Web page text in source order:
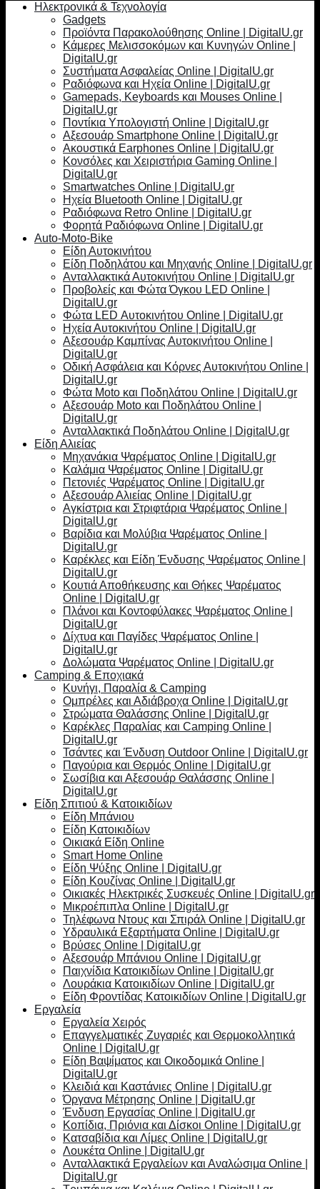
Ηλεκτρονικά & Τεχνολογία
Gadgets
Προϊόντα Παρακολούθησης Online | DigitalU.gr
Κάμερες Μελισσοκόμων και Κυνηγών Online |
DigitalU.gr
Συστήματα Ασφαλείας Online | DigitalU.gr
Ραδιόφωνα και Ηχεία Online | DigitalU.gr
Gamepads, Keyboards και Mouses Online |
DigitalU.gr
Ποντίκια Υπολογιστή Online | DigitalU.gr
Αξεσουάρ Smartphone Online | DigitalU.gr
Ακουστικά Earphones Online | DigitalU.gr
Κονσόλες και Χειριστήρια Gaming Online |
DigitalU.gr
Smartwatches Online | DigitalU.gr
Ηχεία Bluetooth Online | DigitalU.gr
Ραδιόφωνα Retro Online | DigitalU.gr
Φορητά Ραδιόφωνα Online | DigitalU.gr
Auto-Moto-Bike
Είδη Αυτοκινήτου
Είδη Ποδηλάτου και Μηχανής Online | DigitalU.gr
Ανταλλακτικά Αυτοκινήτου Online | DigitalU.gr
Προβολείς και Φώτα Όγκου LED Online |
DigitalU.gr
Φώτα LED Αυτοκινήτου Online | DigitalU.gr
Ηχεία Αυτοκινήτου Online | DigitalU.gr
Αξεσουάρ Καμπίνας Αυτοκινήτου Online |
DigitalU.gr
Οδική Ασφάλεια και Κόρνες Αυτοκινήτου Online |
DigitalU.gr
Φώτα Moto και Ποδηλάτου Online | DigitalU.gr
Αξεσουάρ Moto και Ποδηλάτου Online |
DigitalU.gr
Ανταλλακτικά Ποδηλάτου Online | DigitalU.gr
Είδη Αλιείας
Μηχανάκια Ψαρέματος Online | DigitalU.gr
Καλάμια Ψαρέματος Online | DigitalU.gr
Πετονιές Ψαρέματος Online | DigitalU.gr
Αξεσουάρ Αλιείας Online | DigitalU.gr
Αγκίστρια και Στριφτάρια Ψαρέματος Online |
DigitalU.gr
Βαρίδια και Μολύβια Ψαρέματος Online |
DigitalU.gr
Καρέκλες και Είδη Ένδυσης Ψαρέματος Online |
DigitalU.gr
Κουτιά Αποθήκευσης και Θήκες Ψαρέματος
Online | DigitalU.gr
Πλάνοι και Κοντοφύλακες Ψαρέματος Online |
DigitalU.gr
Δίχτυα και Παγίδες Ψαρέματος Online |
DigitalU.gr
Δολώματα Ψαρέματος Online | DigitalU.gr
Camping & Εποχιακά
Κυνήγι, Παραλία & Camping
Ομπρέλες και Αδιάβροχα Online | DigitalU.gr
Στρώματα Θαλάσσης Online | DigitalU.gr
Καρέκλες Παραλίας και Camping Online |
DigitalU.gr
Τσάντες και Ένδυση Outdoor Online | DigitalU.gr
Παγούρια και Θερμός Online | DigitalU.gr
Σωσίβια και Αξεσουάρ Θαλάσσης Online |
DigitalU.gr
Είδη Σπιτιού & Κατοικιδίων
Είδη Μπάνιου
Είδη Κατοικιδίων
Οικιακά Είδη Online
Smart Home Online
Είδη Ψύξης Online | DigitalU.gr
Είδη Κουζίνας Online | DigitalU.gr
Οικιακές Ηλεκτρικές Συσκευές Online | DigitalU.gr
Μικροέπιπλα Online | DigitalU.gr
Τηλέφωνα Ντους και Σπιράλ Online | DigitalU.gr
Υδραυλικά Εξαρτήματα Online | DigitalU.gr
Βρύσες Online | DigitalU.gr
Αξεσουάρ Μπάνιου Online | DigitalU.gr
Παιχνίδια Κατοικιδίων Online | DigitalU.gr
Λουράκια Κατοικιδίων Online | DigitalU.gr
Είδη Φροντίδας Κατοικιδίων Online | DigitalU.gr
Εργαλεία
Εργαλεία Χειρός
Επαγγελματικές Ζυγαριές και Θερμοκολλητικά
Online | DigitalU.gr
Είδη Βαψίματος και Οικοδομικά Online |
DigitalU.gr
Κλειδιά και Καστάνιες Online | DigitalU.gr
Όργανα Μέτρησης Online | DigitalU.gr
Ένδυση Εργασίας Online | DigitalU.gr
Κοπίδια, Πριόνια και Δίσκοι Online | DigitalU.gr
Κατσαβίδια και Λίμες Online | DigitalU.gr
Λουκέτα Online | DigitalU.gr
Ανταλλακτικά Εργαλείων και Αναλώσιμα Online |
DigitalU.gr